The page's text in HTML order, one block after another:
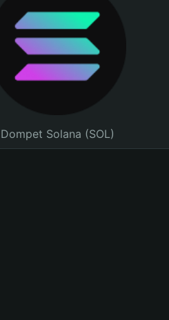
Dompet Solana (SOL)